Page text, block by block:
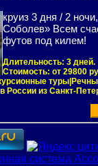
круиз 3 дня / 2
Соболев» Всем
футов под килем!
Длительность: 3 дней.
Стоимость: от 29800
России из Санкт-